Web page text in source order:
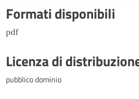
Formati disponibili
pdf
Licenza di
pubblico dominio